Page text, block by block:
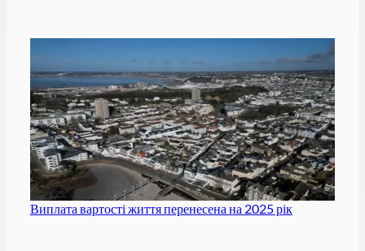
Виплата вартості життя перенесена на 2025 рік